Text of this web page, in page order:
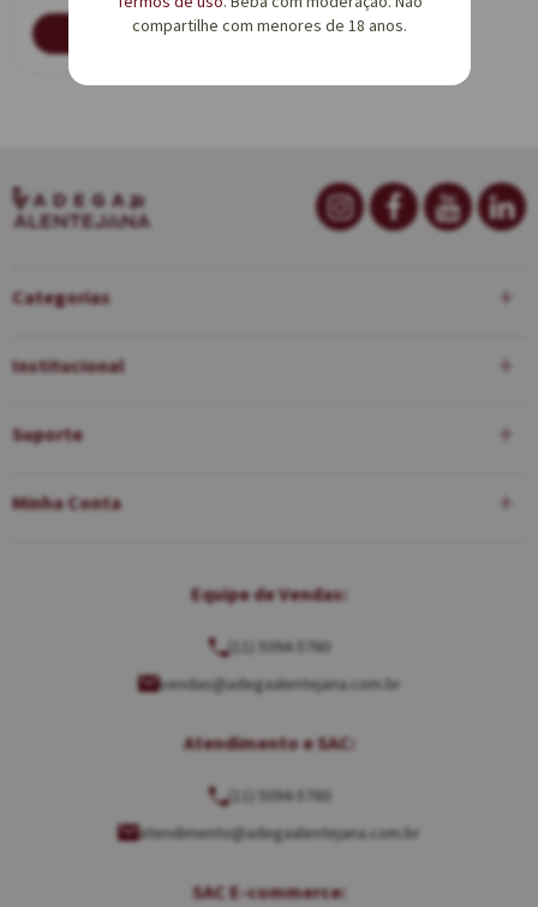
AVISE-ME
Categorias
Institucional
Suporte
Minha Conta
Equipe de Vendas:
(11) 5094-5760
vendas@adegaalentejana.com.br
Atendimento e SAC:
(11) 5094-5760
atendimento@adegaalentejana.com.br
SAC E-commerce:
compartilhe com menores de 18 anos.